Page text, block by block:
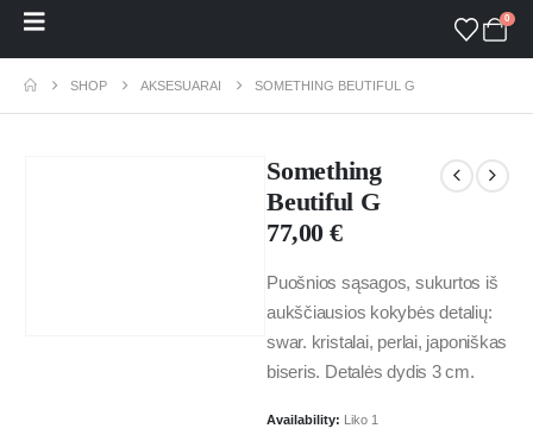
0
SHOP AKSESUARAI SOMETHING BEUTIFUL G
Something
Beutiful G
77,00€
Puošnios sąsagos, sukurtos iš
aukščiausios kokybės detalių:
swar. kristalai, perlai, japoniškas
biseris. Detalės dydis 3 cm.
Availability: Liko 1